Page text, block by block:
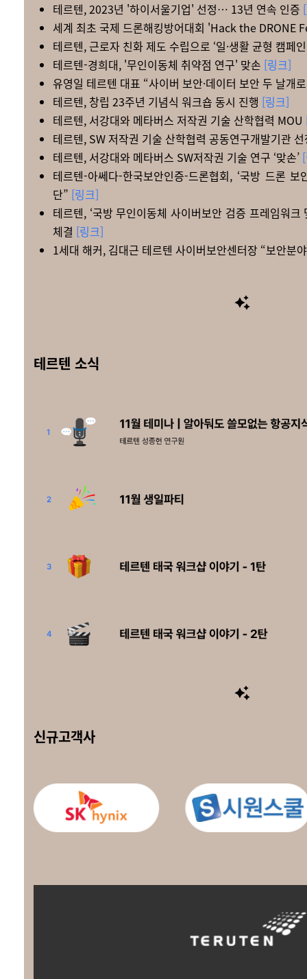
테르텐, 2023년 '하이서울기업' 선정… 13년 연속 인증
세계 최초 국제 드론해킹방어대회 'Hack the DRONE
테르텐, 근로자 친화 제도 수립으로 ‘일·생활 균형 캠페
테르텐-경희대, '무인이동체 취약점 연구' 맞손 [링크]
유영일 테르텐 대표 “사이버 보안·데이터 보안 두 날개
테르텐, 창립 23주년 기념식 워크숍 동시 진행 [링크]
테르텐, 서강대와 메타버스 저작권 기술 산학협력 MOU
테르텐, SW 저작권 기술 산학협력 공동연구개발기관
테르텐, 서강대와 메타버스 SW저작권 기술 연구 ‘맞손’
테르텐-아쎄다-한국보안인증-드론협회, ‘국방 드론 보
단” [링크]
테르텐, ‘국방 무인이동체 사이버보안 검증 프레임워크
체결 [링크]
1세대 해커, 김대근 테르텐 사이버보안센터장 “보안분
테르텐 소식
신규고객사